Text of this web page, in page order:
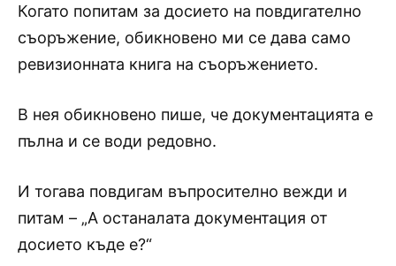
Когато попитам за досието на повдигателно
съоръжение, обикновено ми се дава само
ревизионната книга на съоръжението.
В нея обикновено пише, че документацията е
пълна и се води редовно.
И тогава повдигам въпросително вежди и
питам – „А останалата документация от
досието къде е?“